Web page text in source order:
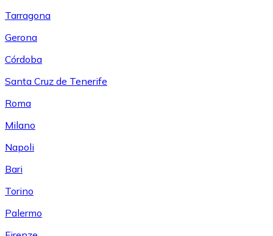
Tarragona
Gerona
Córdoba
Santa Cruz de Tenerife
Roma
Milano
Napoli
Bari
Torino
Palermo